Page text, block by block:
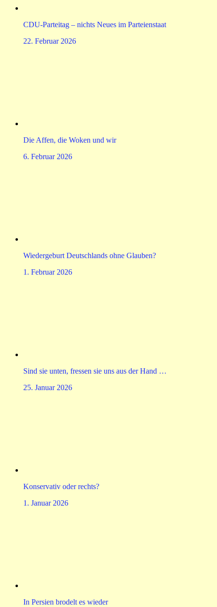
CDU-Parteitag – nichts Neues im Parteienstaat
22. Februar 2026
Die Affen, die Woken und wir
6. Februar 2026
Wiedergeburt Deutschlands ohne Glauben?
1. Februar 2026
Sind sie unten, fressen sie uns aus der Hand …
25. Januar 2026
Konservativ oder rechts?
1. Januar 2026
In Persien brodelt es wieder